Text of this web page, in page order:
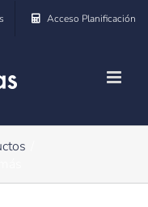
Acceso Planificación